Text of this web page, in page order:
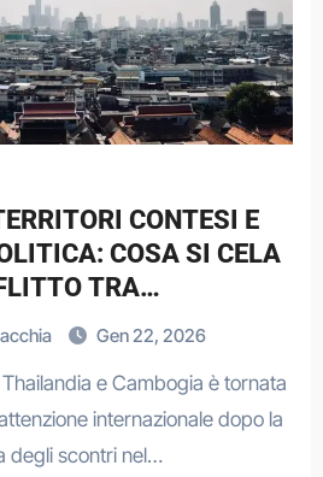
CONTESI E
COSA SI CELA
TRA
Gen 22, 2026
e Cambogia è tornata
internazionale dopo la
degli scontri nel…